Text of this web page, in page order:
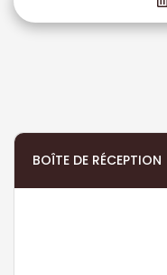
BOÎTE DE RÉCEPTION